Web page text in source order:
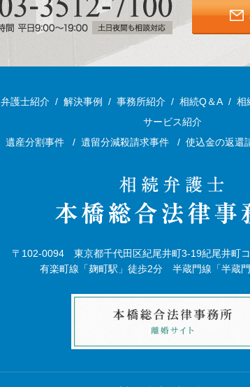
弁護士紹介 / 解決事例 / 事務所紹介 / 相続Q＆A / 相
サービス紹介
遺産分割事件
/ 遺留分減殺請求事件 / 使込金の返還
〒102-0094 東京都千代田区紀尾井町3-19紀尾井町
有楽町線「麹町駅」徒歩2分 半蔵門線「半蔵